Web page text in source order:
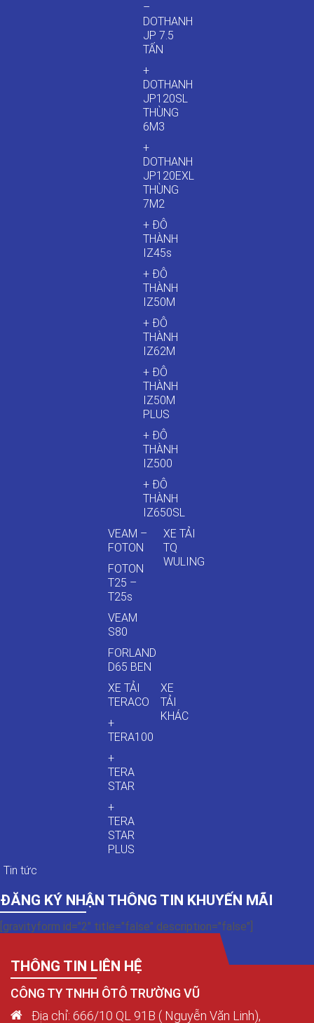
–
DOTHANH
JP 7.5
TẤN
+
DOTHANH
JP120SL
THÙNG
6M3
+
DOTHANH
JP120EXL
THÙNG
7M2
+ ĐÔ
THÀNH
IZ45s
+ ĐÔ
THÀNH
IZ50M
+ ĐÔ
THÀNH
IZ62M
+ ĐÔ
THÀNH
IZ50M
PLUS
+ ĐÔ
THÀNH
IZ500
+ ĐÔ
THÀNH
IZ650SL
VEAM –
FOTON
FOTON
T25 –
T25s
VEAM
S80
FORLAND
D65 BEN
XE TẢI
TQ
WULING
XE TẢI
TERACO
+
TERA100
+
TERA
STAR
+
TERA
STAR
PLUS
XE
TẢI
KHÁC
Tin tức
ĐĂNG KÝ NHẬN THÔNG TIN KHUYẾN MÃI
[gravityform id="2" title="false" description="false"]
THÔNG TIN LIÊN HỆ
CÔNG TY TNHH ÔTÔ TRƯỜNG VŨ
Địa chỉ: 666/10 QL 91B ( Nguyễn Văn Linh),